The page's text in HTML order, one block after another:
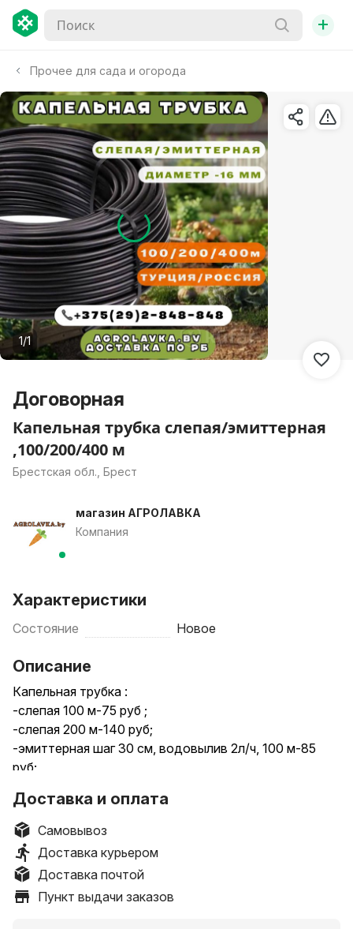
+
Прочее для сада и огорода
1/1
Договорная
Капельная трубка слепая/эмиттерная
,100/200/400 м
Брестская обл., Брест
магазин АГРОЛАВКА
Компания
Характеристики
Состояние Новое
Описание
Капельная трубка :
-слепая 100 м-75 руб ;
-слепая 200 м-140 руб;
-эмиттерная шаг 30 см, водовылив 2л/ч, 100 м-85
руб;
руб
В продаже также фитинги для капельного полива
:краны, углы, тройники, заглушки и другое
магазин АГРОЛАВКА:
Доставка и оплата
Самовывоз
Доставка курьером
Доставка почтой
Пункт выдачи заказов